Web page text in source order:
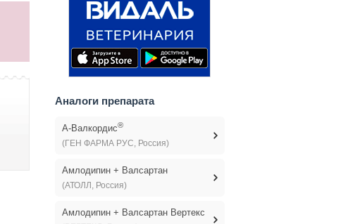
Аналоги препарата
А-Валкордис®
(ГЕН ФАРМА РУС, Россия)
Амлодипин + Валсартан
(АТОЛЛ, Россия)
Амлодипин + Валсартан Вертекс